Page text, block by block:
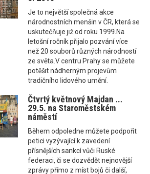
Je to největší společná akce
národnostních menšin v ČR, která se
uskutečňuje již od roku 1999.Na
letošní ročník přijalo pozvání více
než 20 souborů různých národností
ze světa.V centru Prahy se můžete
potěšit nádherným projevům
tradičního lidového umění.
Čtvrtý květnový Majdan ...
29.5. na Staroměstském
náměstí
Během odpoledne můžete podpořit
petici vyzývající k zavedení
přísnějších sankcí vůči Ruské
federaci, či se dozvědět nejnovější
zprávy přímo z míst bojů či další,